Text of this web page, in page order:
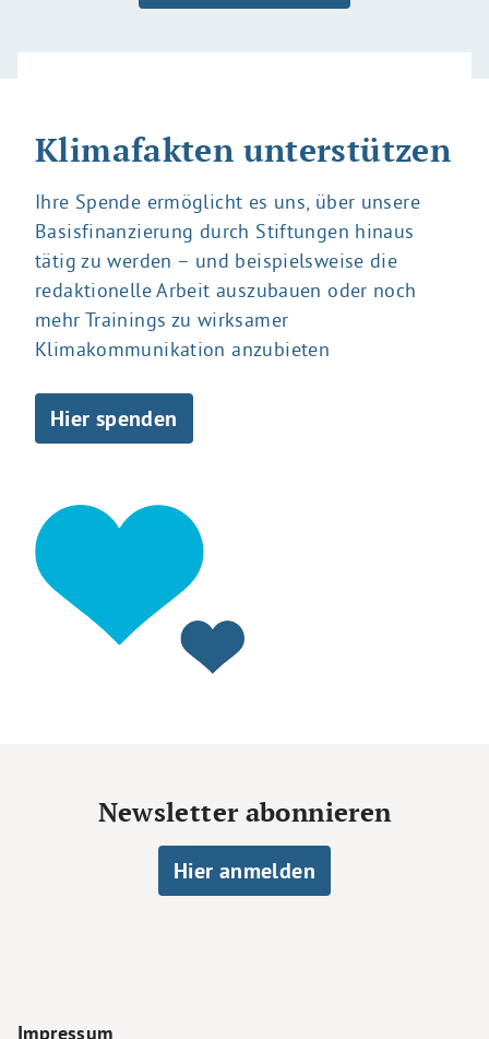
Klimafakten unterstützen
Ihre Spende ermöglicht es uns, über unsere
Basisfinanzierung durch Stiftungen hinaus
tätig zu werden – und beispielsweise die
redaktionelle Arbeit auszubauen oder noch
mehr Trainings zu wirksamer
Klimakommunikation anzubieten
Hier spenden
Newsletter abonnieren
Hier anmelden
Impressum